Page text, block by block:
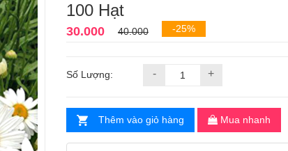
100 Hạt
30.000 40.000 -25%
Số Lượng: - +
Thêm vào giỏ hàng Mua nhanh